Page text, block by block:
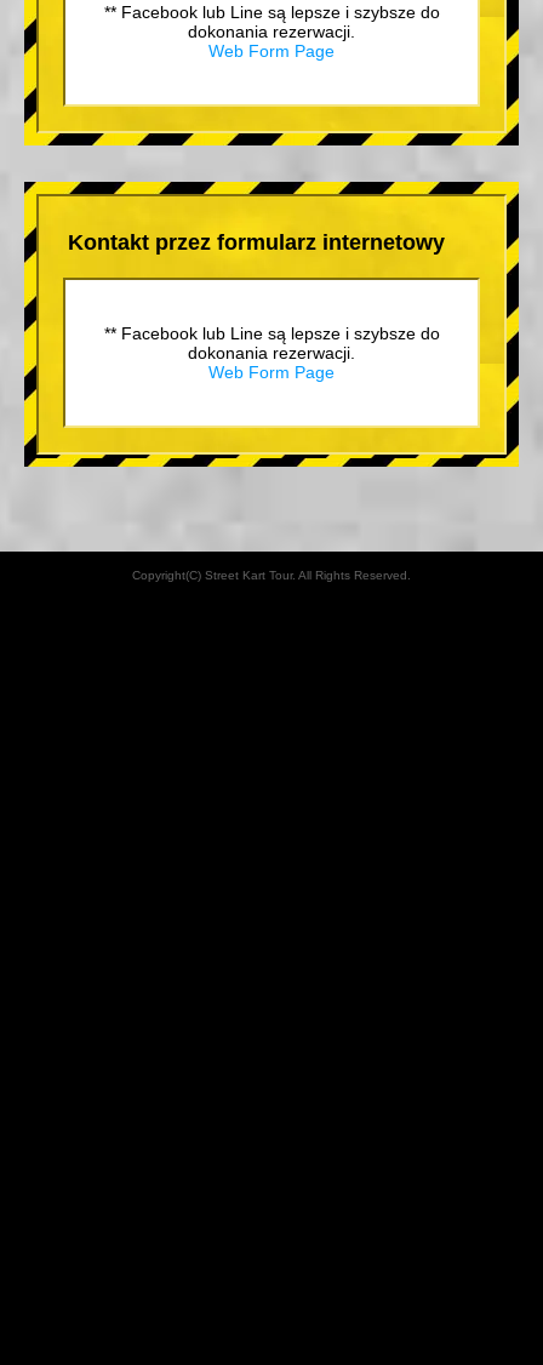
** Facebook lub Line są lepsze i szybsze do
dokonania rezerwacji.
Web Form Page
Kontakt przez formularz internetowy
** Facebook lub Line są lepsze i szybsze do
dokonania rezerwacji.
Web Form Page
Copyright(C) Street Kart Tour. All Rights Reserved.